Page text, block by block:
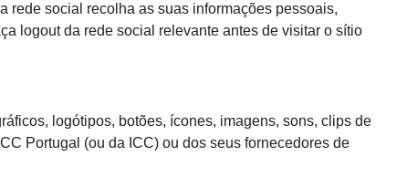
rede social recolha as suas informações pessoais,
logout da rede social relevante antes de visitar o sítio
logótipos, botões, ícones, imagens, sons, clips de
Portugal (ou da ICC) ou dos seus fornecedores de